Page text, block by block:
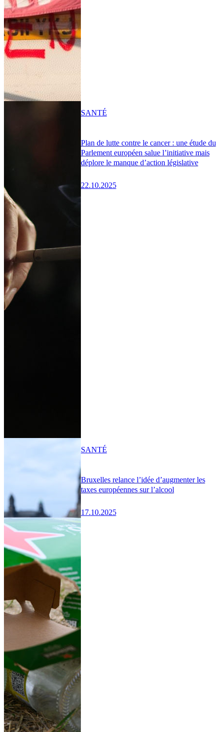
Plan de lutte contre le cancer : une étude du
Parlement européen salue l’initiative mais
déplore le manque d’action législative
22.10.2025
SANTÉ
Bruxelles relance l’idée d’augmenter les
taxes européennes sur l’alcool
17.10.2025
SANTÉ